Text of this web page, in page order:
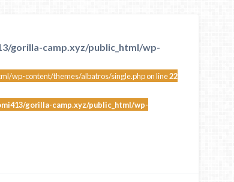
gorilla-camp.xyz/public_html/wp-
wp-content/themes/albatros/single.php on line22
gorilla-camp.xyz/public_html/wp-